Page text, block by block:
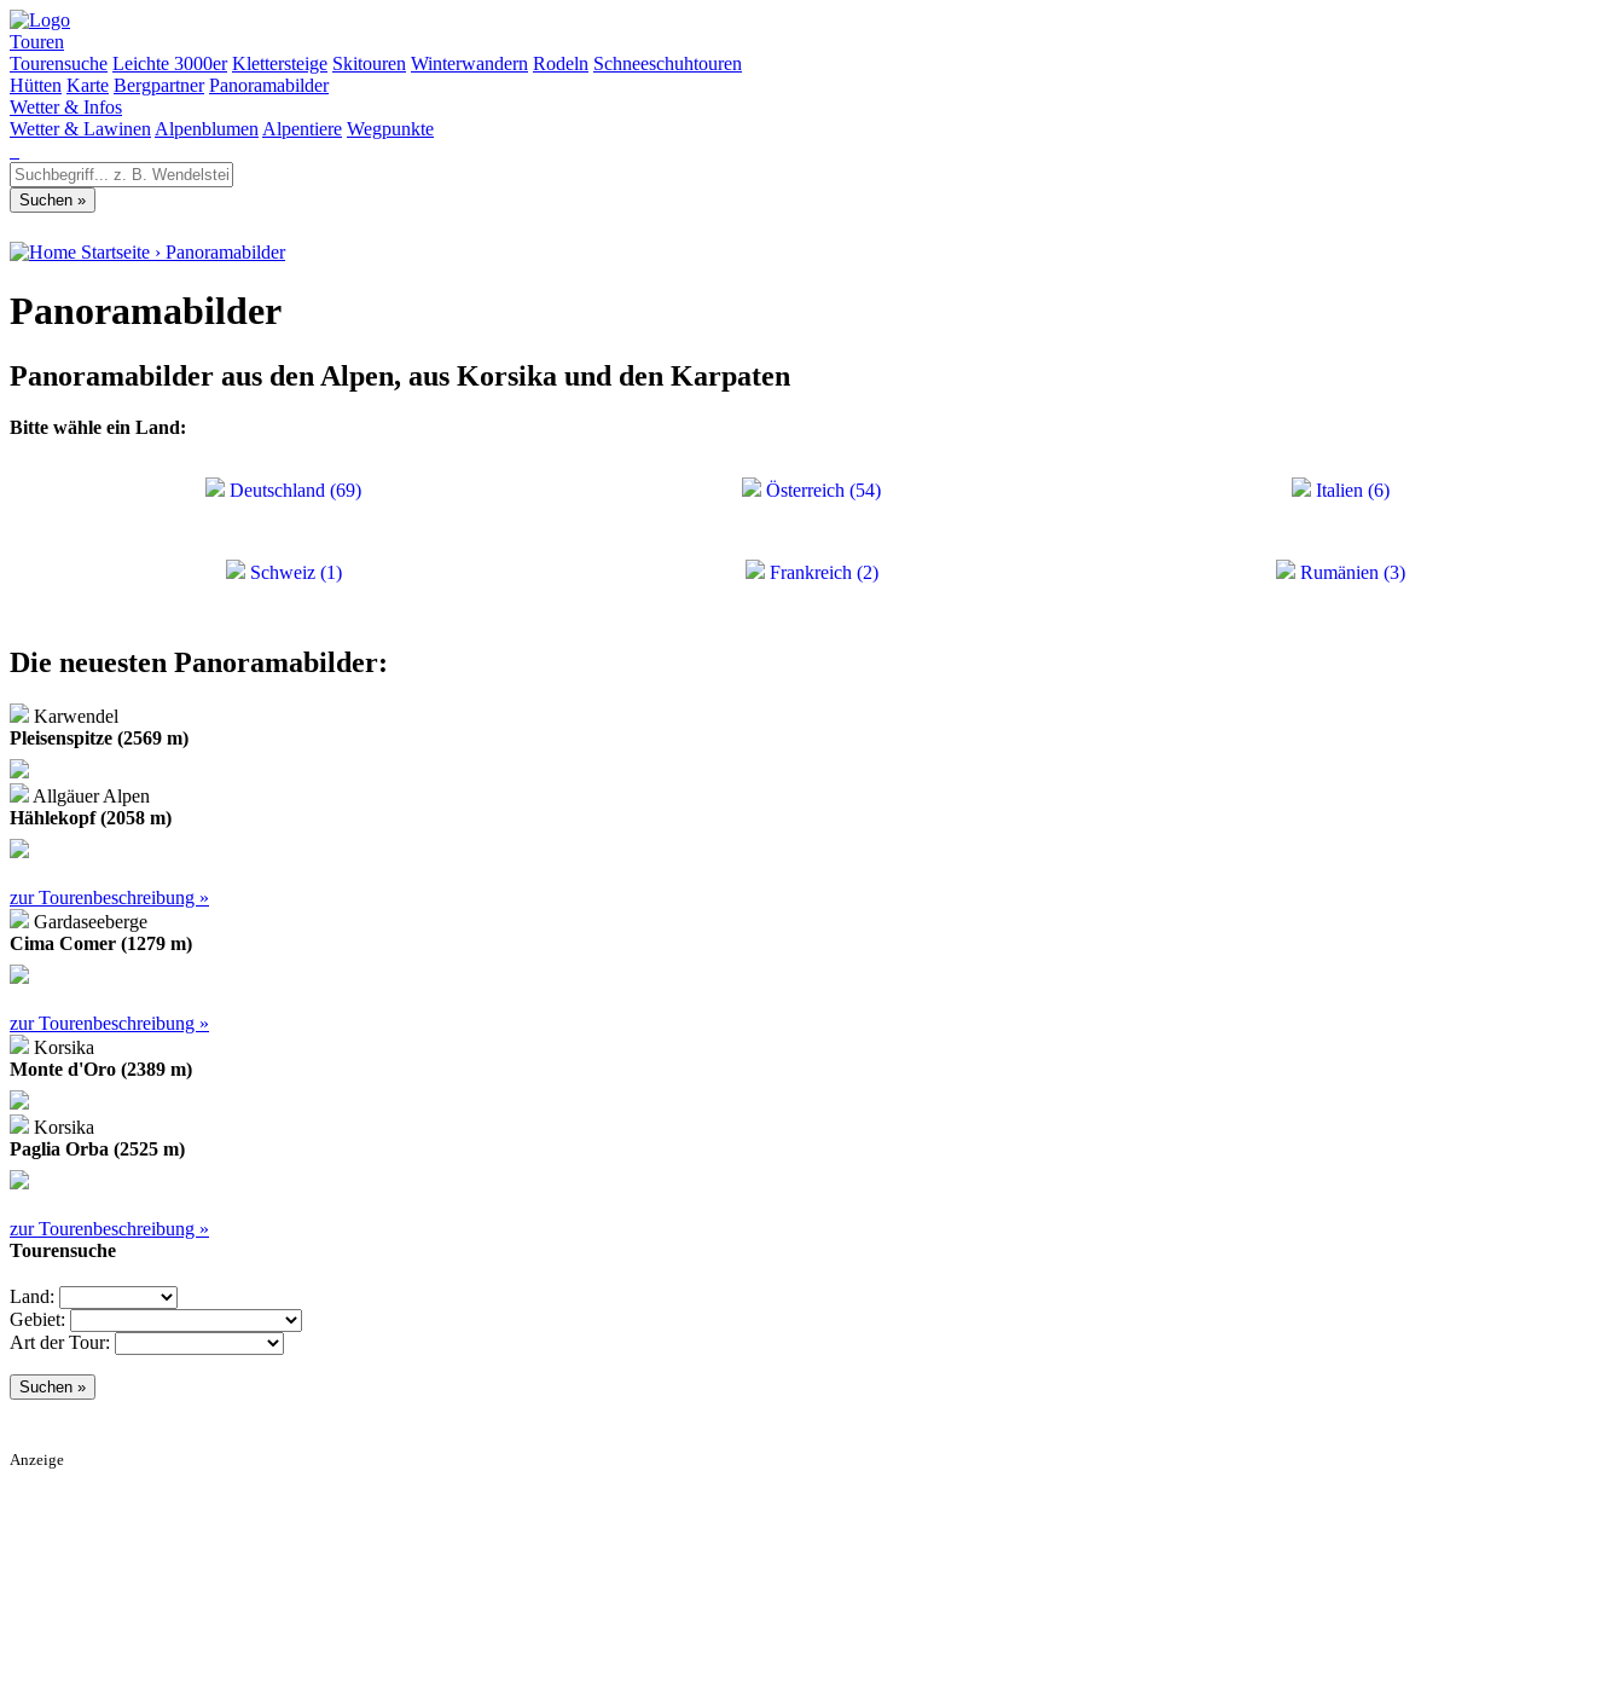
Touren
Tourensuche Leichte 3000er Klettersteige Skitouren Winterwandern Rodeln Schneeschuhtouren
Hütten Karte Bergpartner Panoramabilder
Wetter & Infos
Wetter & Lawinen Alpenblumen Alpentiere Wegpunkte
Startseite › Panoramabilder
Panoramabilder
Panoramabilder aus den Alpen, aus Korsika und den Karpaten
Bitte wähle ein Land:
Deutschland (69) Österreich (54) Italien (6)
Schweiz (1) Frankreich (2) Rumänien (3)
Die neuesten Panoramabilder:
Karwendel
Pleisenspitze (2569 m)
Allgäuer Alpen
Hählekopf (2058 m)
zur Tourenbeschreibung »
Gardaseeberge
Cima Comer (1279 m)
zur Tourenbeschreibung »
Korsika
Monte d'Oro (2389 m)
Korsika
Paglia Orba (2525 m)
zur Tourenbeschreibung »
Tourensuche
Land:
Gebiet:
Art der Tour:
Anzeige